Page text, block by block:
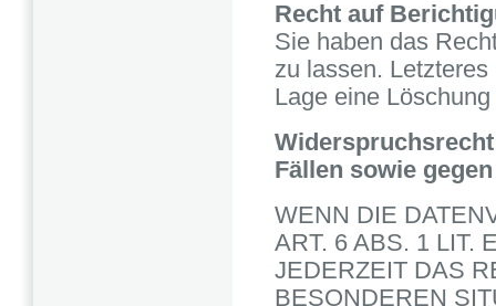
Recht auf
Sie haben das
zu lassen.
Lage eine
Fällen sowie
WENN DIE
ART. 6 ABS. 1 LIT.
JEDERZEIT DAS
BESONDEREN